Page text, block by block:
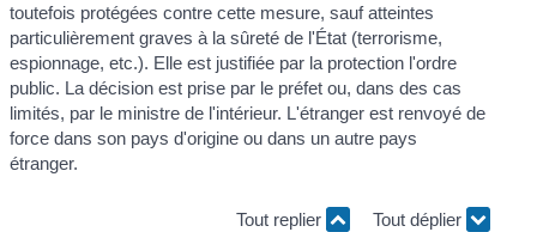
toutefois protégées contre cette mesure, sauf atteintes
particulièrement graves à la sûreté de l'État (terrorisme,
espionnage, etc.). Elle est justifiée par la protection l'ordre
public. La décision est prise par le préfet ou, dans des cas
limités, par le ministre de l'intérieur. L'étranger est renvoyé de
force dans son pays d'origine ou dans un autre pays
étranger.
Tout replier Tout déplier